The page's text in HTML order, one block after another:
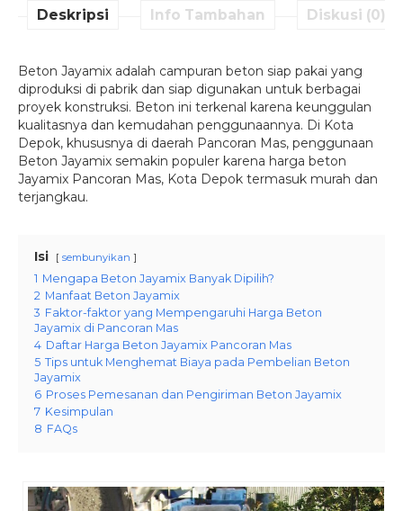
Deskripsi Info Tambahan Diskusi (0)
Beton Jayamix adalah campuran beton siap pakai yang
diproduksi di pabrik dan siap digunakan untuk berbagai
proyek konstruksi. Beton ini terkenal karena keunggulan
kualitasnya dan kemudahan penggunaannya. Di Kota
Depok, khususnya di daerah Pancoran Mas, penggunaan
Beton Jayamix semakin populer karena harga beton
Jayamix Pancoran Mas, Kota Depok termasuk murah dan
terjangkau.
Isi sembunyikan
1 Mengapa Beton Jayamix Banyak Dipilih?
2 Manfaat Beton Jayamix
3 Faktor-faktor yang Mempengaruhi Harga Beton
Jayamix di Pancoran Mas
4 Daftar Harga Beton Jayamix Pancoran Mas
5 Tips untuk Menghemat Biaya pada Pembelian Beton
Jayamix
6 Proses Pemesanan dan Pengiriman Beton Jayamix
7 Kesimpulan
8 FAQs